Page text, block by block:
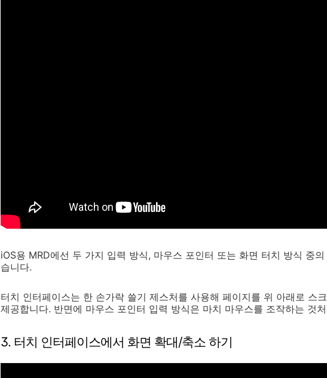
iOS용 MRD에선 두 가지 입력 방식, 마우스 포인터 또는 화면 터치 방식 중
습니다.
터치 인터페이스는 한 손가락 쓸기 제스처를 사용해 페이지를 위 아래로 스
제공합니다. 반면에 마우스 포인터 입력 방식은 마치 마우스를 조작하는 것
3. 터치 인터페이스에서 화면 확대/축소 하기